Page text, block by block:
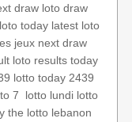
draw loto draw
loto today latest loto
jeux next draw
loto results today
lotto today 2439
7 lotto lundi lotto
the lotto lebanon